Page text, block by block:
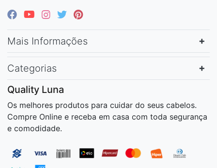
Mais Informações
Categorias
Quality Luna
Os melhores produtos para cuidar do seus cabelos.
Compre Online e receba em casa com toda segurança
e comodidade.